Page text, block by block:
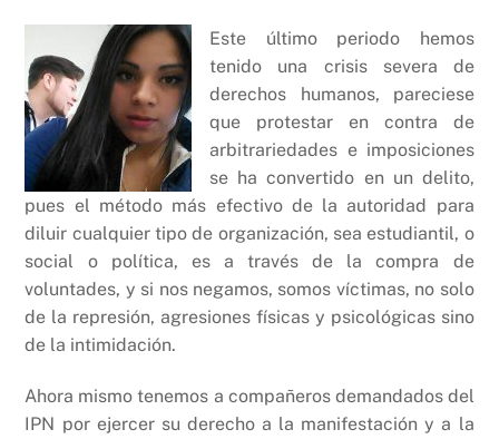
Este último periodo hemos
tenido una crisis severa de
derechos humanos, pareciese
que protestar en contra de
arbitrariedades e imposiciones
se ha convertido en un delito,
pues el método más efectivo de la autoridad para
diluir cualquier tipo de organización, sea estudiantil, o
social o política, es a través de la compra de
voluntades, y si nos negamos, somos víctimas, no solo
de la represión, agresiones físicas y psicológicas sino
de la intimidación.
Ahora mismo tenemos a compañeros demandados del
IPN por ejercer su derecho a la manifestación y a la